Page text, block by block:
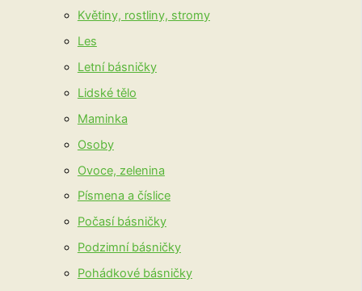
Květiny, rostliny, stromy
Les
Letní básničky
Lidské tělo
Maminka
Osoby
Ovoce, zelenina
Písmena a číslice
Počasí básničky
Podzimní básničky
Pohádkové básničky